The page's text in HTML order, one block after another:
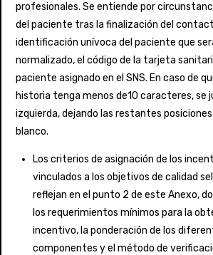
profesionales. Se entiende por
del paciente tras la finalización del
identificación unívoca del paciente que
normalizado, el código de la tarjeta
paciente asignado en el SNS. En caso de
historia tenga menos de10 caracteres, se
izquierda, dejando las restantes
blanco.
Los criterios de asignación de los
vinculados a los objetivos de calidad
reflejan en el punto 2 de este Anexo,
los requerimientos mínimos para la
incentivo, la ponderación de los
componentes y el método de